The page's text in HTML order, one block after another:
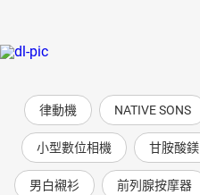
律動機 NATIVE SONS
小型數位相機 甘胺酸鎂
男白襯衫 前列腺按摩器